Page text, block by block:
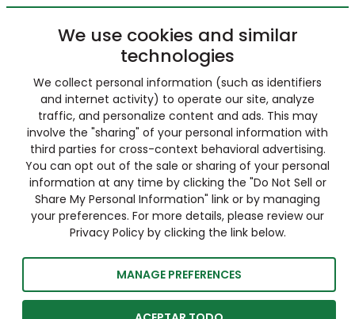
We use cookies and similar
technologies
We collect personal information (such as identifiers
and internet activity) to operate our site, analyze
traffic, and personalize content and ads. This may
involve the "sharing" of your personal information with
third parties for cross-context behavioral advertising.
You can opt out of the sale or sharing of your personal
information at any time by clicking the "Do Not Sell or
Share My Personal Information" link or by managing
your preferences. For more details, please review our
Privacy Policy by clicking the link below.
MANAGE PREFERENCES